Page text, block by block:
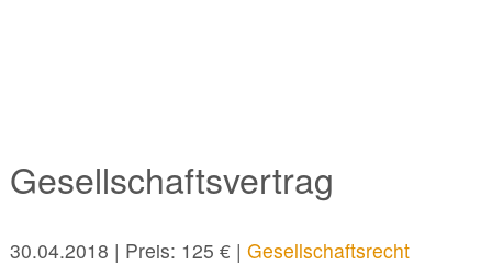
Gesellschaftsvertrag
30.04.2018 | Preis: 125 € | Gesellschaftsrecht